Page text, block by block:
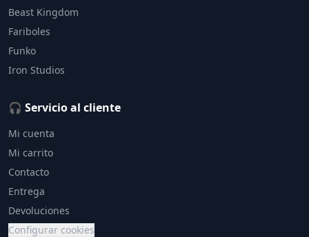
Beast Kingdom
Fariboles
Funko
Iron Studios
🎧 Servicio al cliente
Mi cuenta
Mi carrito
Contacto
Entrega
Devoluciones
Configurar cookies